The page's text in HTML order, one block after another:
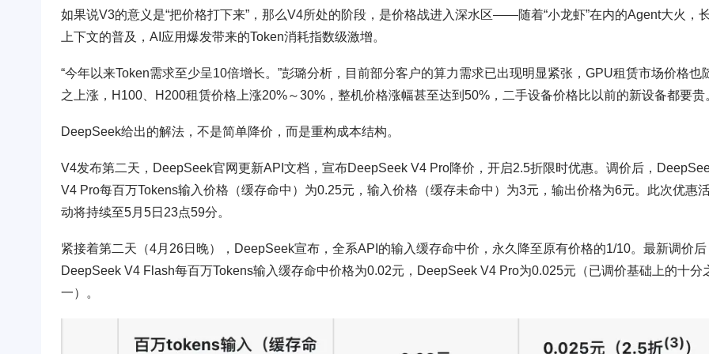
如果说V3的意义是“把价格打下来”，那么V4所处的阶段，是价格战进入深水区——随着“小龙虾”在内的Agent大火，
上下文的普及，AI应用爆发带来的Token消耗指数级激增。
“今年以来Token需求至少呈10倍增长。”彭璐分析，目前部分客户的算力需求已出现明显紧张，GPU租赁市场价格也
之上涨，H100、H200租赁价格上涨20%～30%，整机价格涨幅甚至达到50%，二手设备价格比以前的新设备都要贵
DeepSeek给出的解法，不是简单降价，而是重构成本结构。
V4发布第二天，DeepSeek官网更新API文档，宣布DeepSeek V4 Pro降价，开启2.5折限时优惠。调价后，
V4 Pro每百万Tokens输入价格（缓存命中）为0.25元，输入价格（缓存未命中）为3元，输出价格为6元。此次优惠
动将持续至5月5日23点59分。
紧接着第二天（4月26日晚），DeepSeek宣布，全系API的输入缓存命中价，永久降至原有价格的1/10。最新调价后
DeepSeek V4 Flash每百万Tokens输入缓存命中价格为0.02元，DeepSeek V4 Pro为0.025元（已调价基础上的十分
一）。